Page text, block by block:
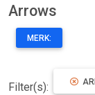
Arrows
MERK:
Filter(s):